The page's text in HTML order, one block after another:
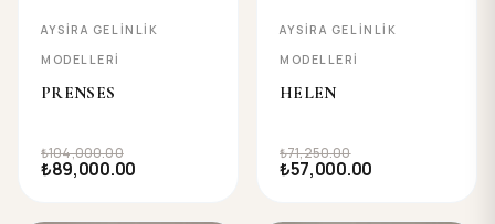
AYSIRA GELINLIK
MODELLERI
PRENSES
₺104,000.00
₺89,000.00
AYSIRA GELINLIK
MODELLERI
HELEN
₺71,250.00
₺57,000.00